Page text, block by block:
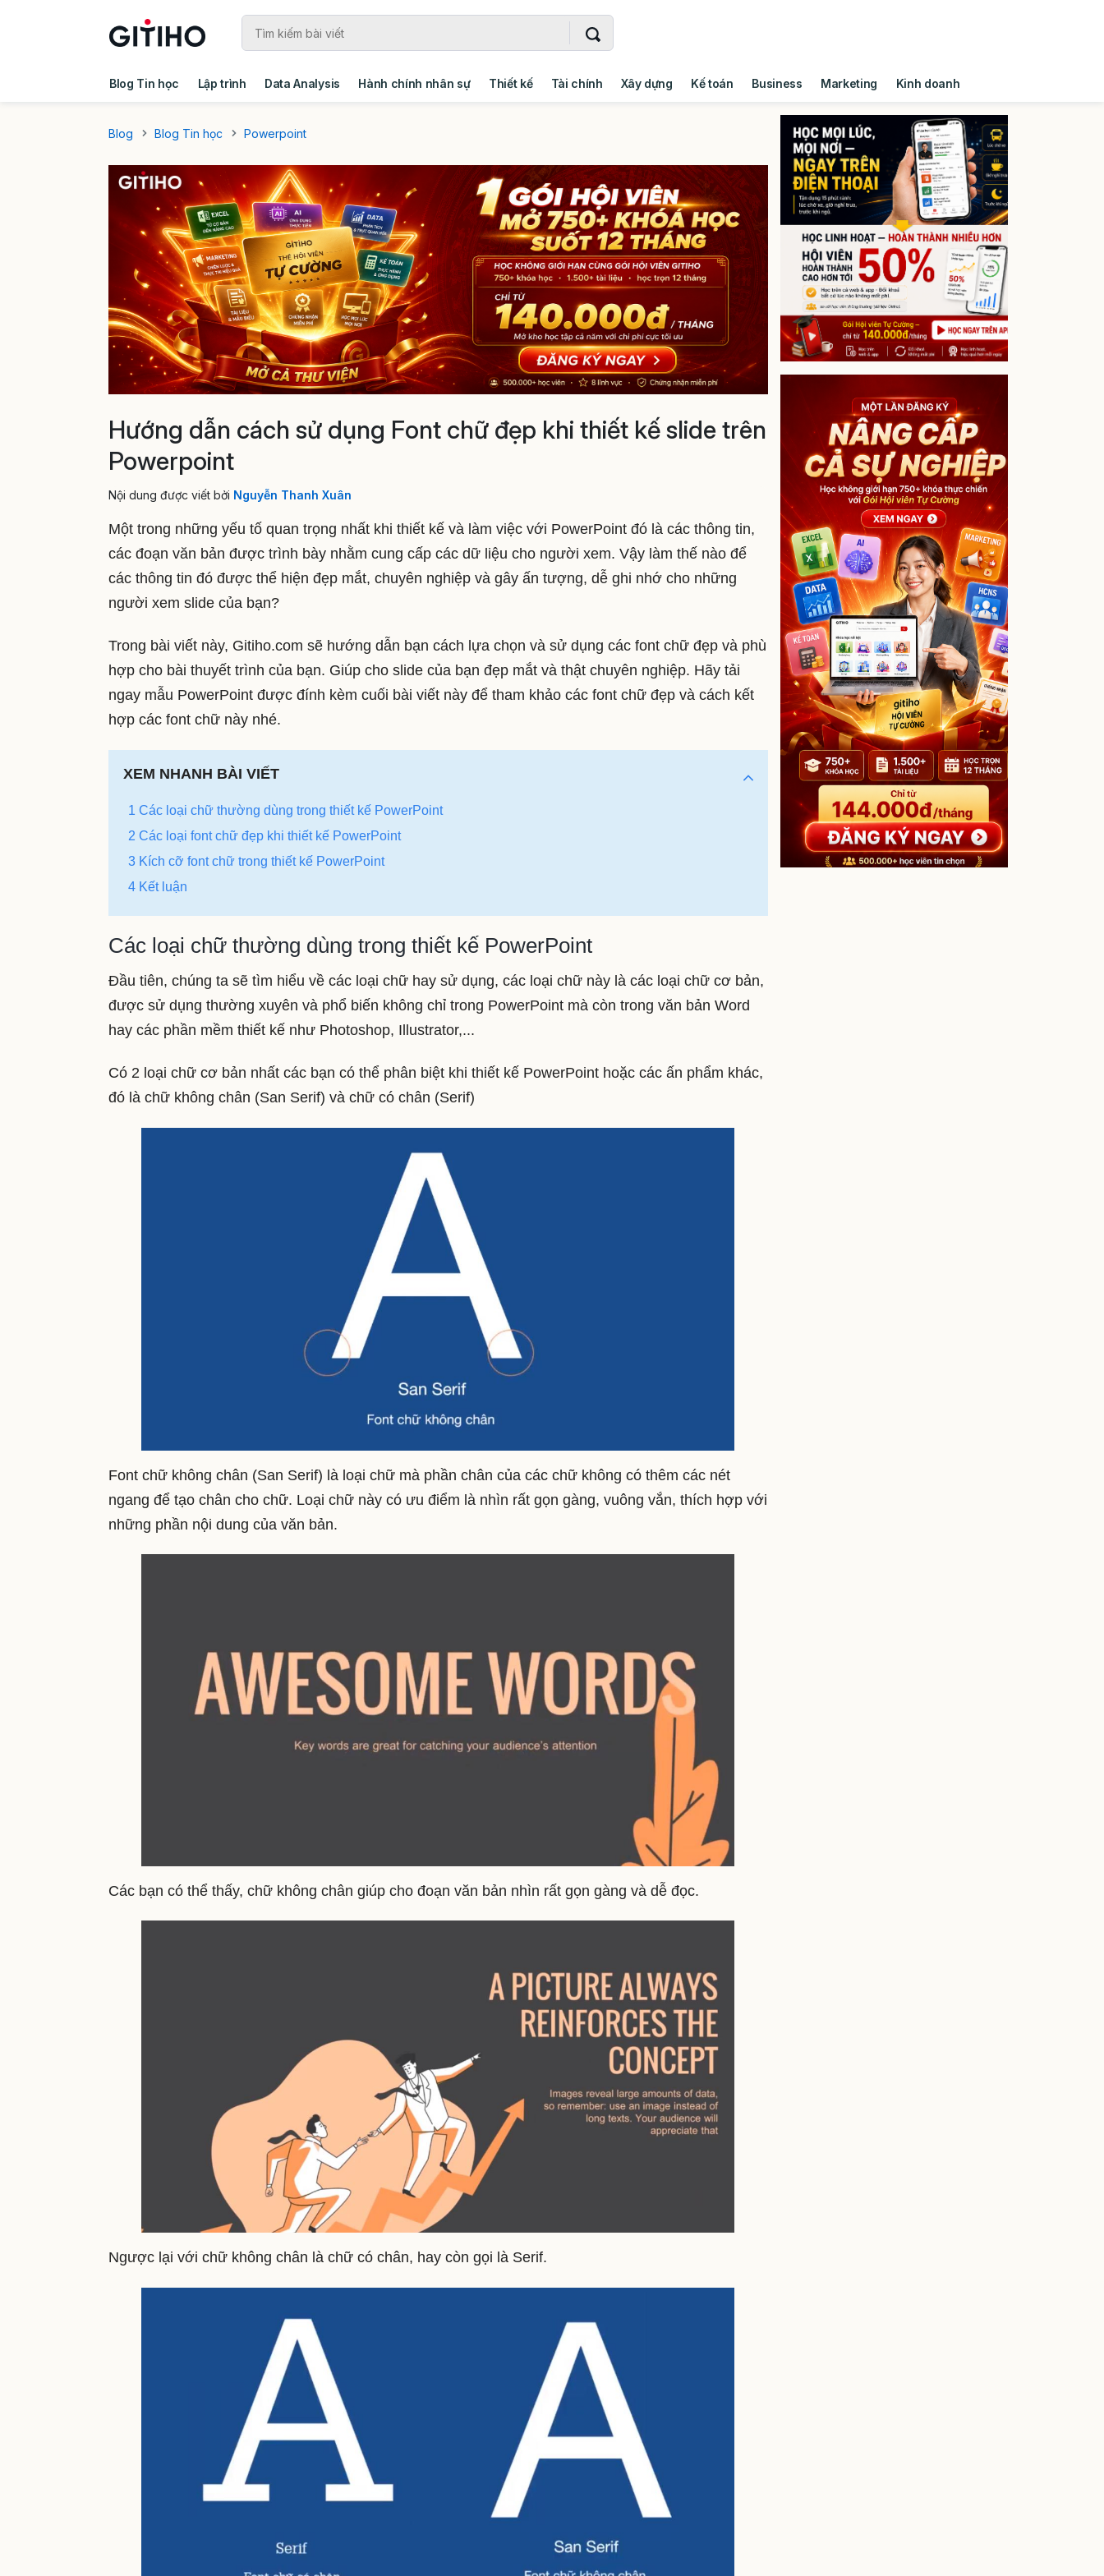
Blog Tin học Lập trình Data Analysis Hành chính nhân sự Thiết kế Tài chính Xây dựng Kế toán Business Marketing Kinh doanh
Blog
Blog Tin học Powerpoint
Hướng dẫn cách sử dụng Font chữ đẹp khi thiết kế slide trên
Powerpoint
Nội dung được viết bởi Nguyễn Thanh Xuân
Một trong những yếu tố quan trọng nhất khi thiết kế và làm việc với PowerPoint đó là các thông tin,
các đoạn văn bản được trình bày nhằm cung cấp các dữ liệu cho người xem. Vậy làm thế nào để
các thông tin đó được thể hiện đẹp mắt, chuyên nghiệp và gây ấn tượng, dễ ghi nhớ cho những
người xem slide của bạn?
Trong bài viết này, Gitiho.com sẽ hướng dẫn bạn cách lựa chọn và sử dụng các font chữ đẹp và phù
hợp cho bài thuyết trình của bạn. Giúp cho slide của bạn đẹp mắt và thật chuyên nghiệp. Hãy tải
ngay mẫu PowerPoint được đính kèm cuối bài viết này để tham khảo các font chữ đẹp và cách kết
hợp các font chữ này nhé.
XEM NHANH BÀI VIẾT
1 Các loại chữ thường dùng trong thiết kế PowerPoint
2 Các loại font chữ đẹp khi thiết kế PowerPoint
3 Kích cỡ font chữ trong thiết kế PowerPoint
4 Kết luận
Các loại chữ thường dùng trong thiết kế PowerPoint
Đầu tiên, chúng ta sẽ tìm hiểu về các loại chữ hay sử dụng, các loại chữ này là các loại chữ cơ bản,
được sử dụng thường xuyên và phổ biến không chỉ trong PowerPoint mà còn trong văn bản Word
hay các phần mềm thiết kế như Photoshop, Illustrator,...
Có 2 loại chữ cơ bản nhất các bạn có thể phân biệt khi thiết kế PowerPoint hoặc các ấn phẩm khác,
đó là chữ không chân (San Serif) và chữ có chân (Serif)
Font chữ không chân (San Serif) là loại chữ mà phần chân của các chữ không có thêm các nét
ngang để tạo chân cho chữ. Loại chữ này có ưu điểm là nhìn rất gọn gàng, vuông vắn, thích hợp với
những phần nội dung của văn bản.
Các bạn có thể thấy, chữ không chân giúp cho đoạn văn bản nhìn rất gọn gàng và dễ đọc.
Ngược lại với chữ không chân là chữ có chân, hay còn gọi là Serif.